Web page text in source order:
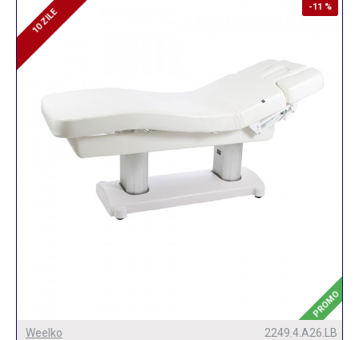
PROMO
-11 %
10 ZILE
10 ZILE
Weelko 2249.4.A26.LB